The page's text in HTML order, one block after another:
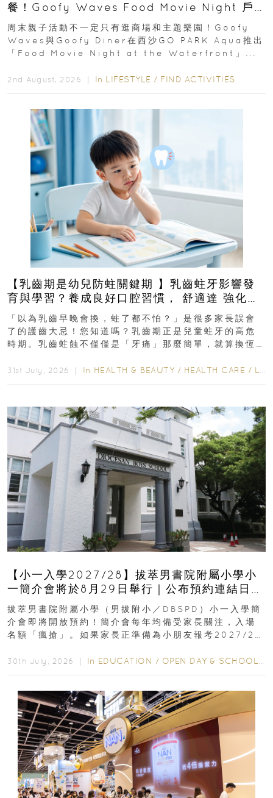
餐！Goofy Waves Food Movie Night 戶
外影院逢週末登場
周末親子活動不一定只有逛商場和主題樂園！Goofy
Waves與Goofy Diner在西沙GO PARK Aqua推出
「Food Movie Night at the Waterfront」...
2nd August, 2026 ｜ In LIFESTYLE / FIND ACTIVITIES
【乳齒期是幼兒防蛀關鍵期 】乳齒蛀牙影響發
育與學習？養成良好口腔習慣， 舒適達 強化琺
瑯質 兒童牙膏防護指南
「以為乳齒早晚會換，蛀了都不怕？」是很多家長誤會
了的護齒大忌！您知道嗎？乳齒期正是兒童蛀牙的高危
時期。乳齒蛀蝕不僅僅是「牙痛」那麼簡單，就算換恆
31st July, 2026 ｜ In HEALTH & BEAUTY / HEALTH CARE / LIFESTYLE
【小一入學2027/28】拔萃男書院附屬小學小
一簡介會將於8月29日舉行｜公布預約連結日期
｜更設有網上重溫
拔萃男書院附屬小學（男拔附小／DBSPD）小一入學簡
介會即將開放預約！簡介會每年均備受家長關注，入場
名額「瘋搶」。如果家長正準備為小朋友報考2027/28
30th July, 2026 ｜ In EDUCATION / OPEN DAY & SCHOOL EVENTS